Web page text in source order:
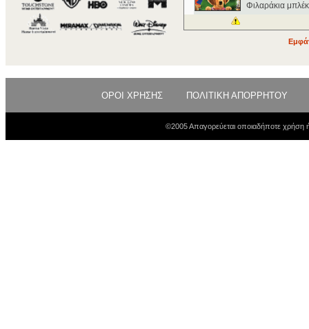
Φιλαράκια
ΟΡΟΙ ΧΡΗΣΗΣ ΠΟΛΙΤΙΚΗ ΑΠΟΡΡΗΤΟΥ
©2005 Απαγορεύεται οποιαδήποτε χρήση